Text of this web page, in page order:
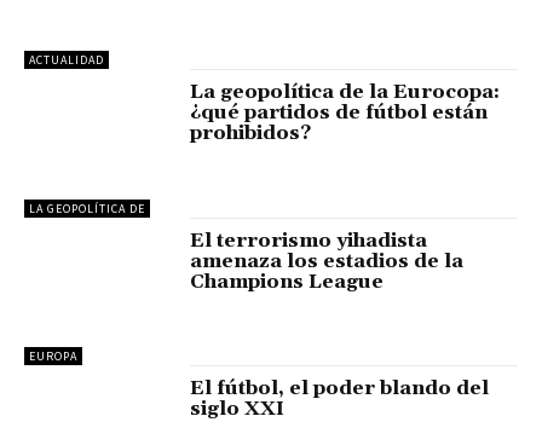
ACTUALIDAD
LA GEOPOLÍTICA DE
La geopolítica de la Eurocopa:
¿qué partidos de fútbol están
prohibidos?
EUROPA
El terrorismo yihadista
amenaza los estadios de la
Champions League
El fútbol, el poder blando del
siglo XXI